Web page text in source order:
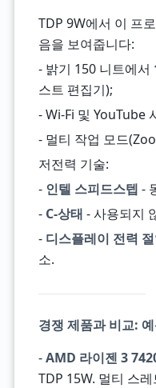
TDP 9W에서 이 프
음을 보여줍니다:
- 밝기 150 니트에서
스트 편집기);
- Wi-Fi 및 YouTube
- 멀티 작업 모드
저전력 기술:
- 인텔 스피드스텝 -
- C-상태 - 사용되지
- 디스플레이 전력
소.
경쟁 제품과 비교:
-AMD 라이젠 3
TDP 15W. 멀티 스